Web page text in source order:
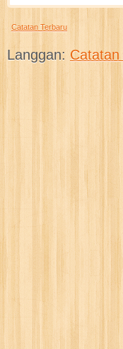
Catatan Terbaru
Langgan: